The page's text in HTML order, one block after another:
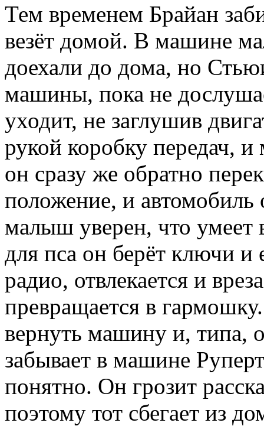
Тем временем Брайан
везёт домой. В машине
доехали до дома, но
машины, пока не
уходит, не заглушив
рукой коробку передач,
он сразу же обратно
положение, и автомобиль
малыш уверен, что умеет
для пса он берёт ключи
радио, отвлекается и
превращается в
вернуть машину и, типа,
забывает в машине
понятно. Он грозит
поэтому тот сбегает из